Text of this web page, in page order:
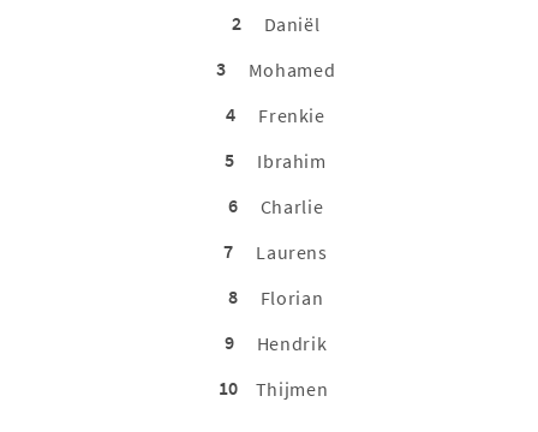
2
Daniël
3
Mohamed
4
Frenkie
5
Ibrahim
6
Charlie
7
Laurens
8
Florian
9
Hendrik
10
Thijmen